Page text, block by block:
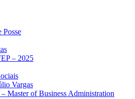
Posse
– 2025
Vargas
Master of Business Administration